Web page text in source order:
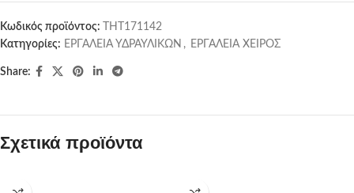
Κωδικός προϊόντος:
THT171142
Κατηγορίες: ΕΡΓΑΛΕΙΑ ΥΔΡΑΥΛΙΚΩΝ , ΕΡΓΑΛΕΙΑ ΧΕΙΡΟΣ
Share:
Σχετικά προϊόντα